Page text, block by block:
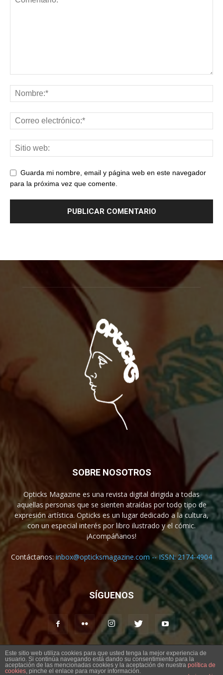
Guarda mi nombre, email y página web en este navegador
para la próxima vez que comente.
SOBRE NOSOTROS
Opticks Magazine es una revista digital dirigida a todas
aquellas personas que se sienten atraídas por todo tipo de
expresión artística. Opticks es un lugar dedicado a la cultura,
con un especial interés por libro ilustrado y el cómic.
¡Acompáñanos!
Contáctanos:inbox@opticksmagazine.com -- ISSN: 2174-4904
SÍGUENOS
Aviso legal Contacto
Este sitio web utiliza cookies para que usted tenga la mejor experiencia de
usuario. Si continúa navegando está dando su consentimiento para la
aceptación de las mencionadas cookies y la aceptación de nuestra política de
cookies, pinche el enlace para mayor información.